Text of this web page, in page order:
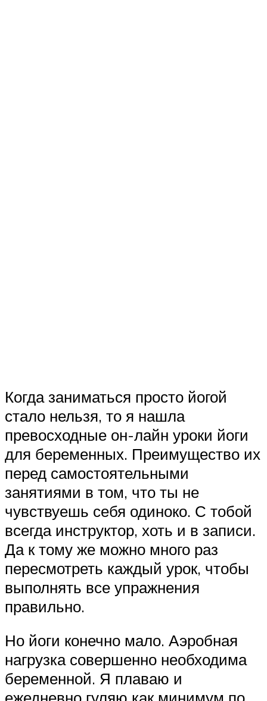
Когда заниматься просто йогой
стало нельзя, то я нашла
превосходные он-лайн уроки йоги
для беременных. Преимущество их
перед самостоятельными
занятиями в том, что ты не
чувствуешь себя одиноко. С тобой
всегда инструктор, хоть и в записи.
Да к тому же можно много раз
пересмотреть каждый урок, чтобы
выполнять все упражнения
правильно.
Но йоги конечно мало. Аэробная
нагрузка совершенно необходима
беременной. Я плаваю и